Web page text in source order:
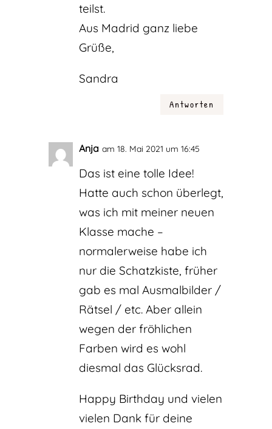
teilst.
Aus Madrid ganz liebe
Grüße,
Sandra
Antworten
Anja am 18. Mai 2021 um 16:45
Das ist eine tolle Idee!
Hatte auch schon überlegt,
was ich mit meiner neuen
Klasse mache –
normalerweise habe ich
nur die Schatzkiste, früher
gab es mal Ausmalbilder /
Rätsel / etc. Aber allein
wegen der fröhlichen
Farben wird es wohl
diesmal das Glücksrad.
Happy Birthday und vielen
vielen Dank für deine